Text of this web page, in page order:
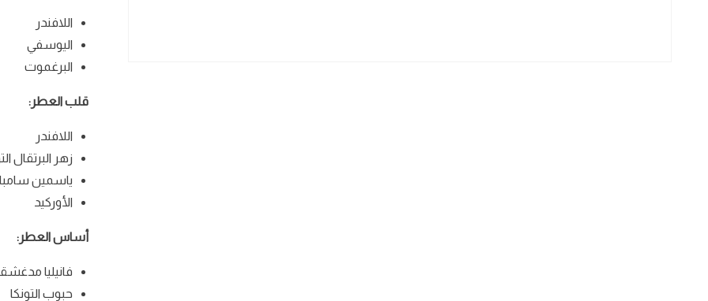
اللافندر
اليوسفي
البرغموت
قلب العطر:
اللافندر
زهر البرتقال
ياسمين
الأوركيد
أساس العطر:
فانيليا
حبوب التونكا